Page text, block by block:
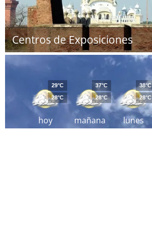
Centros de Exposiciones
hoy
29°C
28°C
mañana
37°C
28°C
lunes
38°C
28°C